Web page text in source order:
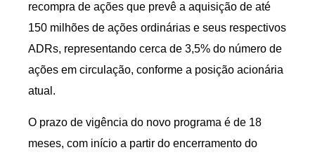
recompra de ações que prevê a aquisição de até
150 milhões de ações ordinárias e seus respectivos
ADRs, representando cerca de 3,5% do número de
ações em circulação, conforme a posição acionária
atual.
O prazo de vigência do novo programa é de 18
meses, com início a partir do encerramento do